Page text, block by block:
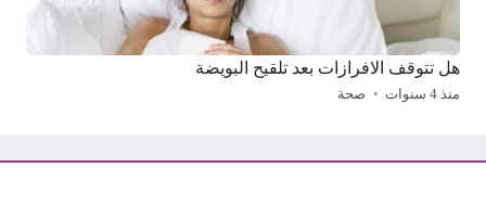
هل تتوقف الافرازات بعد تلقيح البويضة
منذ 4 سنوات صحة